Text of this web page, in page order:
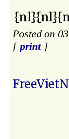
Posted on
[ print]